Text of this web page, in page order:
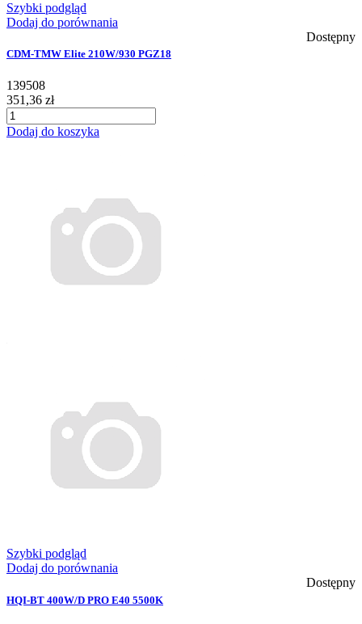
Szybki podgląd
Dodaj do porównania
Dostępny
CDM-TMW Elite 210W/930 PGZ18
139508
351,36 zł
Dodaj do koszyka
Szybki podgląd
Dodaj do porównania
Dostępny
HQI-BT 400W/D PRO E40 5500K